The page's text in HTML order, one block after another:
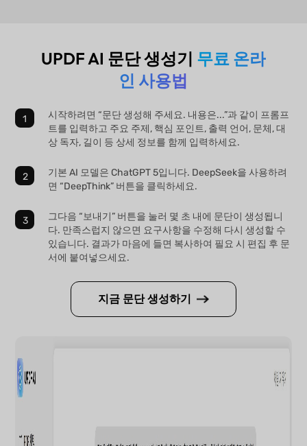
UPDF AI 문단 생성기 무료 온라
인 사용법
시작하려면 “문단 생성해 주세요. 내용은...”과 같이 프롬프
트를 입력하고 주요 주제, 핵심 포인트, 출력 언어, 문체, 대
상 독자, 길이 등 상세 정보를 함께 입력하세요.
기본 AI 모델은 ChatGPT 5입니다. DeepSeek을 사용하려
면 “DeepThink” 버튼을 클릭하세요.
그다음 “보내기” 버튼을 눌러 몇 초 내에 문단이 생성됩니
다. 만족스럽지 않으면 요구사항을 수정해 다시 생성할 수
있습니다. 결과가 마음에 들면 복사하여 필요 시 편집 후 문
서에 붙여넣으세요.
지금 문단 생성하기